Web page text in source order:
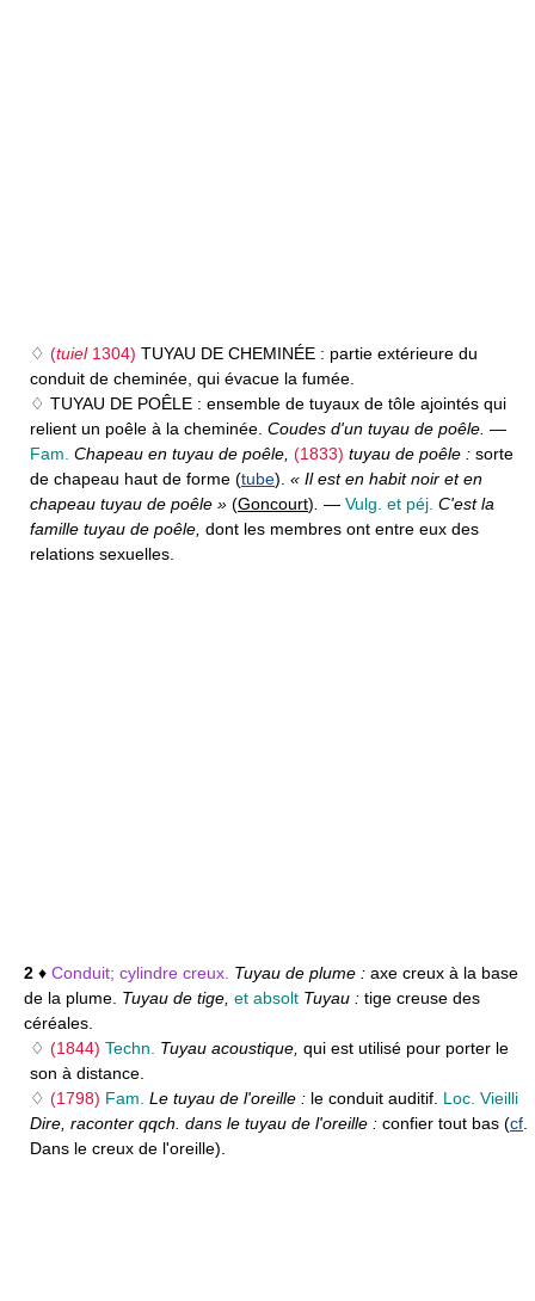
♢ (tuiel1304) TUYAU DE CHEMINÉE : partie extérieure du
conduit de cheminée, qui évacue la fumée.
♢ TUYAU DE POÊLE : ensemble de tuyaux de tôle ajointés qui
relient un poêle à la cheminée. Coudes d'un tuyau de poêle. —
Fam. Chapeau en tuyau de poêle, (1833) tuyau de poêle : sorte
de chapeau haut de forme (tube). « Il est en habit noir et en
chapeau tuyau de poêle » (Goncourt) — Vulg. et péj. C'est la
famille tuyau de poêle, dont les membres ont entre eux des
relations sexuelles.
2 ♦ Conduit; cylindre creux. Tuyau de plume : axe creux à la base
de la plume. Tuyau de tige, et absolt Tuyau : tige creuse des
céréales.
♢ (1844) Techn. Tuyau acoustique, qui est utilisé pour porter le
son à distance.
♢ (1798) Fam. Le tuyau de l'oreille : le conduit auditif. Loc. Vieilli
Dire, raconter qqch. dans le tuyau de l'oreille : confier tout bas (cf
Dans le creux de l'oreille).